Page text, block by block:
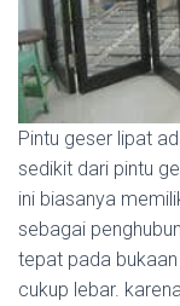
Pintu geser lipat
sedikit dari pintu
ini biasanya
sebagai
tepat pada
cukup lebar.